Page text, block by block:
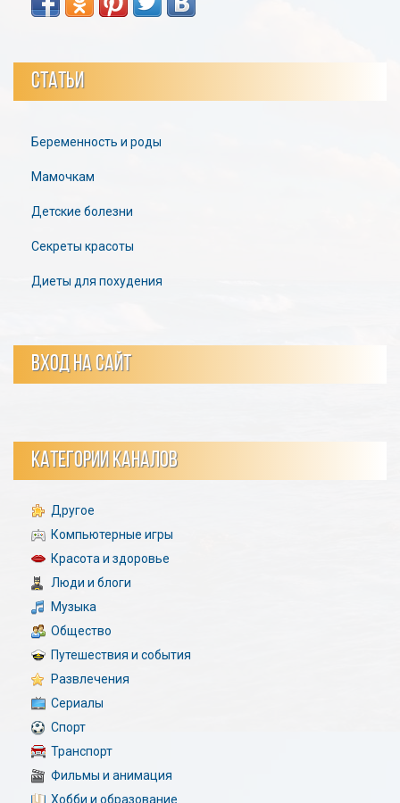
СТАТЬИ
Беременность и роды
Мамочкам
Детские болезни
Секреты красоты
Диеты для похудения
ВХОД НА САЙТ
КАТЕГОРИИ КАНАЛОВ
Другое
Компьютерные игры
Красота и здоровье
Люди и блоги
Музыка
Общество
Путешествия и события
Развлечения
Сериалы
Спорт
Транспорт
Фильмы и анимация
Хобби и образование